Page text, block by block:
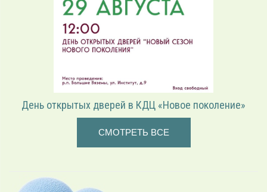
«Играем в режиссёра» — театрализованная программа
СМОТРЕТЬ ВСЕ